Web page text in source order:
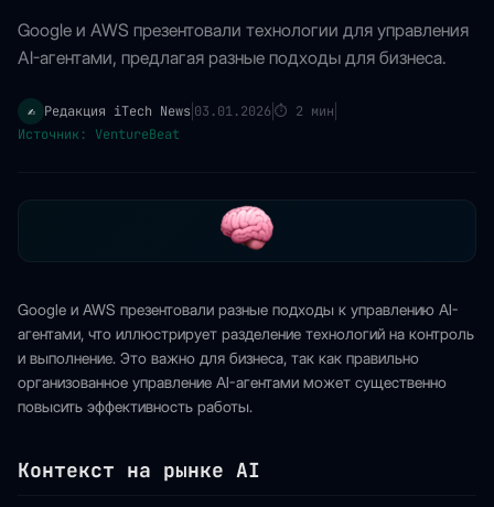
Google и AWS презентовали технологии для управления
AI-агентами, предлагая разные подходы для бизнеса.
✍️ Редакция iTech News 03.01.2026⏱ 2 мин
Источник: VentureBeat
Google и AWS презентовали разные подходы к управлению AI-
агентами, что иллюстрирует разделение технологий на контроль
и выполнение. Это важно для бизнеса, так как правильно
организованное управление AI-агентами может существенно
повысить эффективность работы.
Контекст на рынке AI